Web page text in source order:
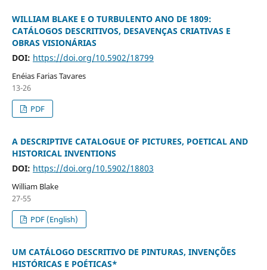
WILLIAM BLAKE E O TURBULENTO ANO DE 1809:
CATÁLOGOS DESCRITIVOS, DESAVENÇAS CRIATIVAS E
OBRAS VISIONÁRIAS
DOI: https://doi.org/10.5902/18799
Enéias Farias Tavares
13-26
PDF
A DESCRIPTIVE CATALOGUE OF PICTURES, POETICAL AND
HISTORICAL INVENTIONS
DOI: https://doi.org/10.5902/18803
William Blake
27-55
PDF (English)
UM CATÁLOGO DESCRITIVO DE PINTURAS, INVENÇÕES
HISTÓRICAS E POÉTICAS*